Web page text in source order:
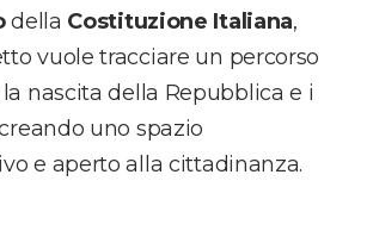
della Costituzione Italiana,
vuole tracciare un percorso
nascita della Repubblica e i
uno spazio
e aperto alla cittadinanza.